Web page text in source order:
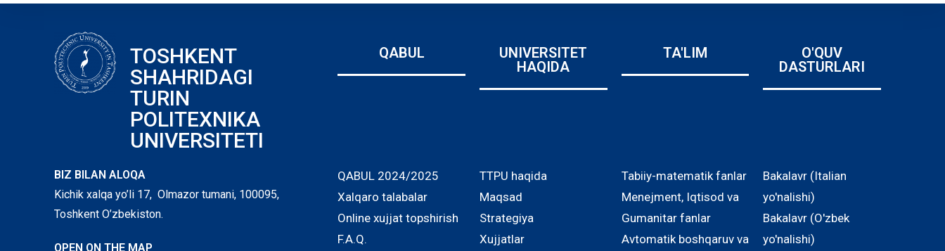
TOSHKENT
SHAHRIDAGI
TURIN
POLITEXNIKA
UNIVERSITETI
QABUL
UNIVERSITET
HAQIDA
TA'LIM
O'QUV
DASTURLARI
BIZ BILAN ALOQA
Kichik xalqa yo’li 17, Olmazor tumani, 100095,
Toshkent O’zbekiston.
OPEN ON THE MAP
QABUL 2024/2025
Xalqaro talabalar
Online xujjat topshirish
F.A.Q.
TTPU haqida
Maqsad
Strategiya
Xujjatlar
Tabiiy-matematik fanlar
Menejment, Iqtisod va
Gumanitar fanlar
Avtomatik boshqaruv va
Bakalavr (Italian
yo'nalishi)
Bakalavr (O'zbek
yo'nalishi)